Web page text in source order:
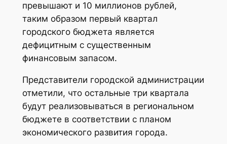
превышают и 10 миллионов рублей,
таким образом первый квартал
городского бюджета является
дефицитным с существенным
финансовым запасом.
Представители городской администрации
отметили, что остальные три квартала
будут реализовываться в региональном
бюджете в соответствии с планом
экономического развития города.